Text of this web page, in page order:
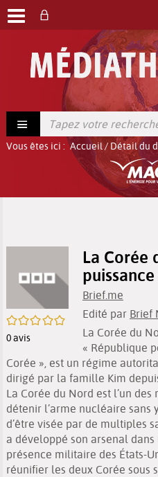
Vous êtes ici : Accueil/ Détail du
/5
0avis
La Corée
Brief.me
Edité par Brief
La Corée du
« République
Corée », est un régime
dirigé par la famille Kim
La Corée du Nord est l’un
détenir l’arme nucléaire sans
d’être visée par de multiples
a développé son arsenal
présence militaire des États-
réunifier les deux Corée sous